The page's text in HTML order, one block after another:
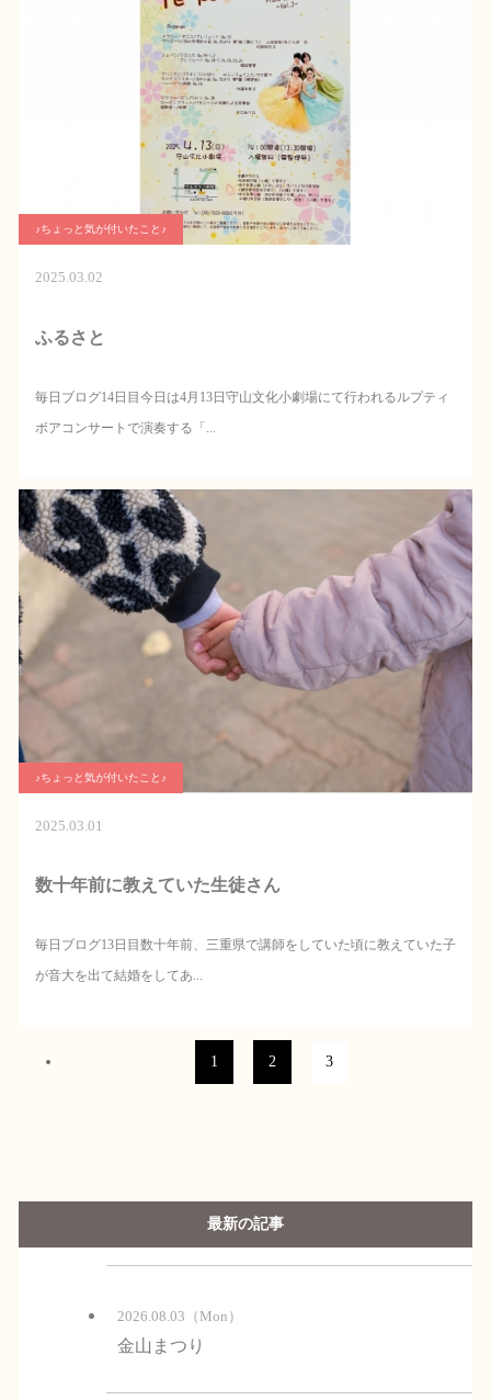
♪ちょっと気が付いたこと♪
2025.03.02
ふるさと
毎日ブログ14日目今日は4月13日守山文化小劇場にて行われるルプティ
ボアコンサートで演奏する「...
♪ちょっと気が付いたこと♪
2025.03.01
数十年前に教えていた生徒さん
毎日ブログ13日目数十年前、三重県で講師をしていた頃に教えていた子
が音大を出て結婚をしてあ...
1 2 3
最新の記事
2026.08.03（Mon）
金山まつり